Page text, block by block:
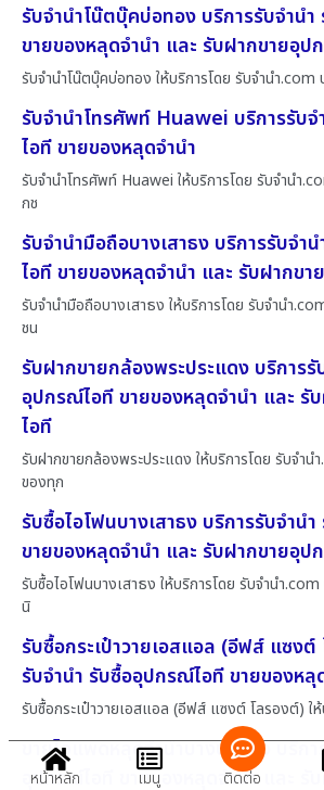
รับจำนำโน๊ตบุ๊คบ่อทอง บริการรับจำน
ขายของหลุดจำนำ และ รับฝากขายอุป
รับจำนำโน๊ตบุ๊คบ่อทอง ให้บริการโดย รับจํานํา.com
รับจำนำโทรศัพท์ Huawei บริการรับ
ไอที ขายของหลุดจำนำ
รับจำนำโทรศัพท์ Huawei ให้บริการโดย รับจํานํา
กช
รับจำนำมือถือบางเสาธง บริการรับจำ
ไอที ขายของหลุดจำนำ และ รับฝากข
รับจำนำมือถือบางเสาธง ให้บริการโดย รับจํานํา
ชน
รับฝากขายกล้องพระประแดง บริการรั
อุปกรณ์ไอที ขายของหลุดจำนำ และ รั
ไอที
รับฝากขายกล้องพระประแดง ให้บริการโดย รับจํานํ
ของทุก
รับซื้อไอโฟนบางเสาธง บริการรับจำน
ขายของหลุดจำนำ และ รับฝากขายอุป
รับซื้อไอโฟนบางเสาธง ให้บริการโดย รับจํานํา
นิ
รับซื้อกระเป๋าวายเอสแอล (อีฟส์ แซงต์
รับจำนำ รับซื้ออุปกรณ์ไอที ขายของหลุ
รับซื้อกระเป๋าวายเอสแอล (อีฟส์ แซงต์ โลรองต์) ใ
ขายไอแพดหลุดจำนำบางบัวทอง บริกา
อุปกรณ์ไอที ขายของหลุดจำนำ และ
หน้าหลัก เมนู ติดต่อ